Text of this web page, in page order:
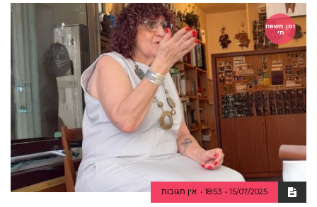
זמן משפח
תי
15/07/2025
18:53 אין תגובות